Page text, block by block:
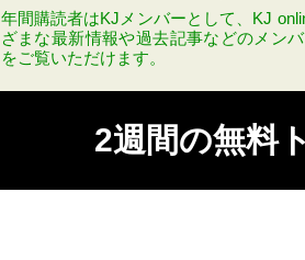
年間購読者はKJメンバーとして、KJ
ざまな最新情報や過去記事などのメン
をご覧いただけます。
2週間の無料